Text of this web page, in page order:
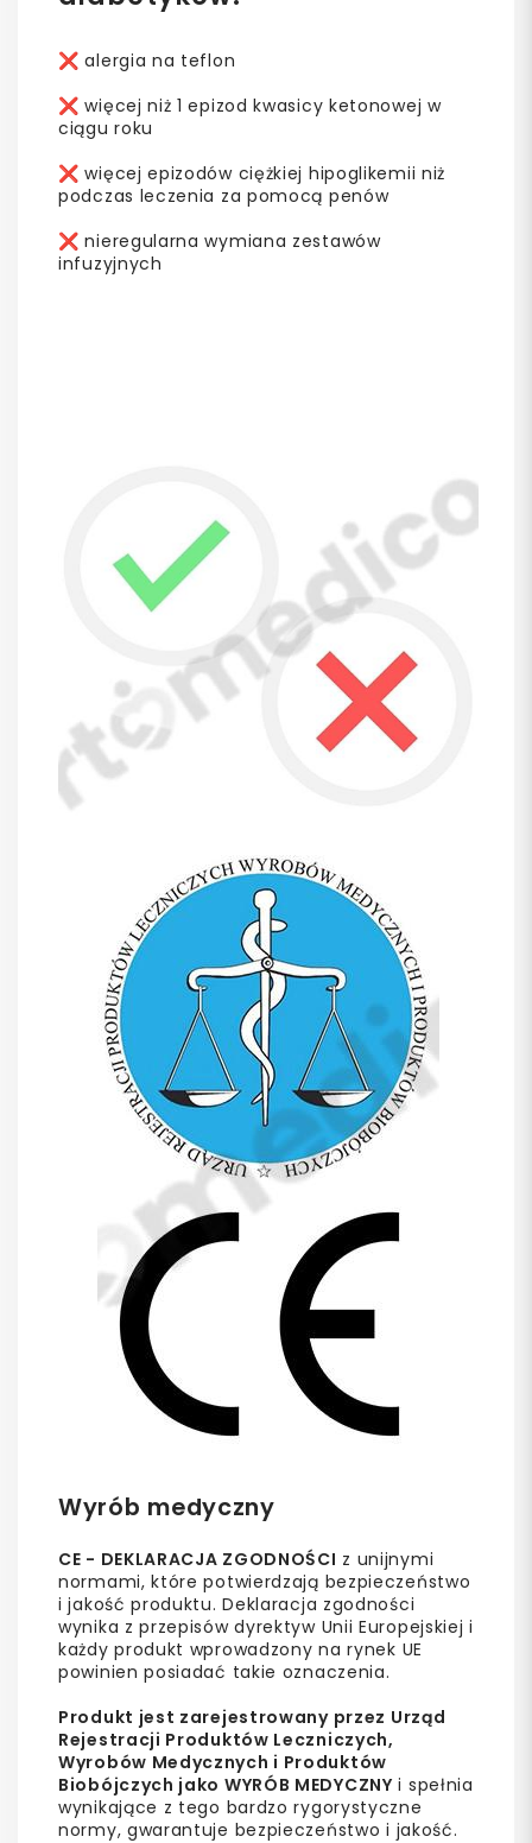
❌ alergia na teflon
❌ więcej niż 1 epizod kwasicy ketonowej w
ciągu roku
❌ więcej epizodów ciężkiej hipoglikemii niż
podczas leczenia za pomocą penów
❌ nieregularna wymiana zestawów
infuzyjnych
Wyrób medyczny
CE - DEKLARACJA ZGODNOŚCI z unijnymi
normami, które potwierdzają bezpieczeństwo
i jakość produktu. Deklaracja zgodności
wynika z przepisów dyrektyw Unii Europejskiej i
każdy produkt wprowadzony na rynek UE
powinien posiadać takie oznaczenia.
Produkt jest zarejestrowany przez Urząd
Rejestracji Produktów Leczniczych,
Wyrobów Medycznych i Produktów
Biobójczych jako WYRÓB MEDYCZNY i spełnia
wynikające z tego bardzo rygorystyczne
normy, gwarantuje bezpieczeństwo i jakość.